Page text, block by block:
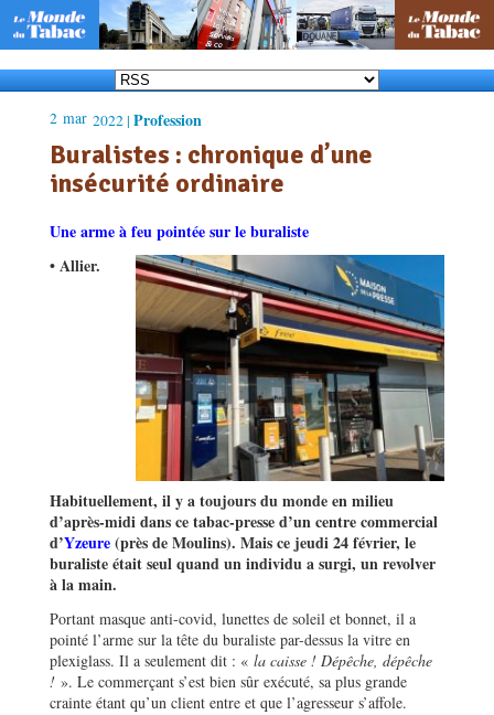
2 mar 2022 | Profession
Buralistes : chronique d’une
insécurité ordinaire
Une arme à feu pointée sur le buraliste
• Allier.
Habituellement, il y a toujours du monde en milieu
d’après-midi dans ce tabac-presse d’un centre commercial
d’Yzeure(près de Moulins). Mais ce jeudi 24 février, le
buraliste était seul quand un individu a surgi, un revolver
à la main.
Portant masque anti-covid, lunettes de soleil et bonnet, il a
pointé l’arme sur la tête du buraliste par-dessus la vitre en
plexiglass. Il a seulement dit : « la caisse ! Dépêche, dépêche
! ». Le commerçant s’est bien sûr exécuté, sa plus grande
crainte étant qu’un client entre et que l’agresseur s’affole.